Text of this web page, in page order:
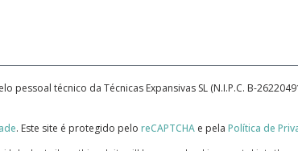
pessoal técnico da Técnicas Expansivas SL (N.I.P.C. B-
. Este site é protegido pelo reCAPTCHA e pela Política de